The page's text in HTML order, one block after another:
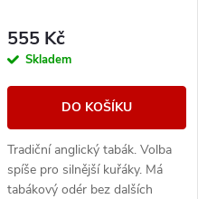
555 Kč
Skladem
DO KOŠÍKU
Tradiční anglický tabák. Volba
spíše pro silnější kuřáky. Má
tabákový odér bez dalších